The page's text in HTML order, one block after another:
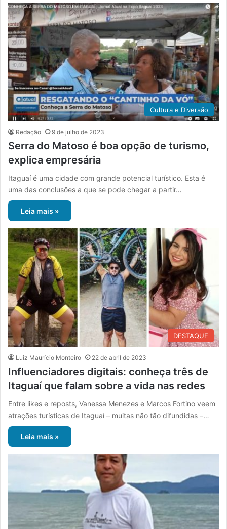
Cultura e Diversão
Redação 9 de julho de 2023
Serra do Matoso é boa opção de turismo,
explica empresária
Itaguaí é uma cidade com grande potencial turístico. Esta é
uma das conclusões a que se pode chegar a partir…
Leia mais »
DESTAQUE
Luiz Maurício Monteiro 22 de abril de 2023
Influenciadores digitais: conheça três de
Itaguaí que falam sobre a vida nas redes
Entre likes e reposts, Vanessa Menezes e Marcos Fortino veem
atrações turísticas de Itaguaí – muitas não tão difundidas –…
Leia mais »